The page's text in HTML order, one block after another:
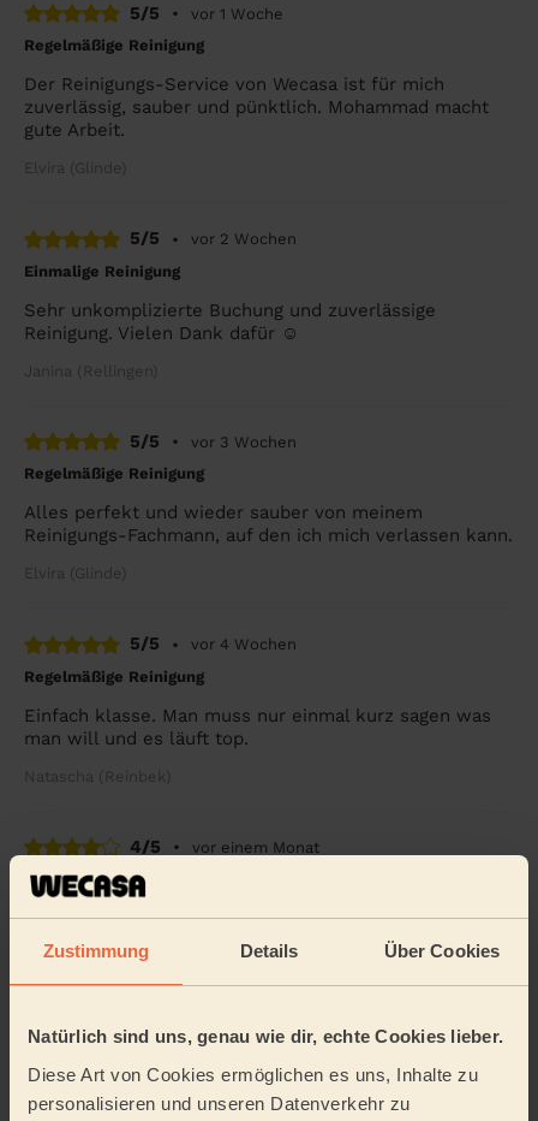
Zustimmung Details Über Cookies
Natürlich sind uns, genau wie dir, echte Cookies lieber.
Diese Art von Cookies ermöglichen es uns, Inhalte zu
personalisieren und unseren Datenverkehr zu
5/5
•
vor 1 Woche
Regelmäßige Reinigung
Der Reinigungs-Service von Wecasa ist für mich
zuverlässig, sauber und pünktlich. Mohammad macht
gute Arbeit.
Elvira (Glinde)
5/5 •
vor 2 Wochen
Einmalige Reinigung
Sehr unkomplizierte Buchung und zuverlässige
Reinigung. Vielen Dank dafür ☺️
Janina (Rellingen)
5/5 •
vor 3 Wochen
Regelmäßige Reinigung
Alles perfekt und wieder sauber von meinem
Reinigungs-Fachmann, auf den ich mich verlassen kann.
Elvira (Glinde)
5/5 •
vor 4 Wochen
Regelmäßige Reinigung
Einfach klasse. Man muss nur einmal kurz sagen was
man will und es läuft top.
Natascha (Reinbek)
4/5 •
vor einem Monat
Grundreinigung, Reinigungsmittel
War nicht selbst da, weil ich noch in der alten Wohnung
sitze. Aber meine Mutter war ganz angetan von Omar.
war laut ihrer Aussage höflich und freu... Mehr lesen
Weitere Bewertungen anzeigen